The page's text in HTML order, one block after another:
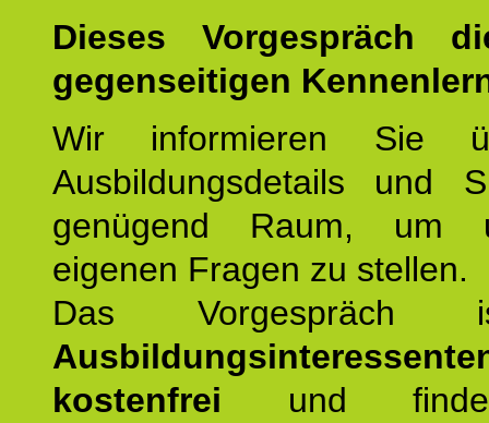
Dieses Vorgespräch
gegenseitigen
Wir informieren Sie
Ausbildungsdetails und
genügend Raum, um
eigenen Fragen zu stellen.
Das
kostenfrei und